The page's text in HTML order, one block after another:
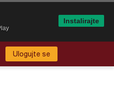
Ulogujte se
Instalirajte